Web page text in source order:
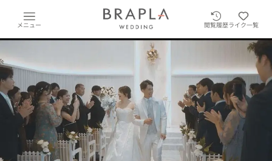
メニュー 閲覧履歴ライク一覧